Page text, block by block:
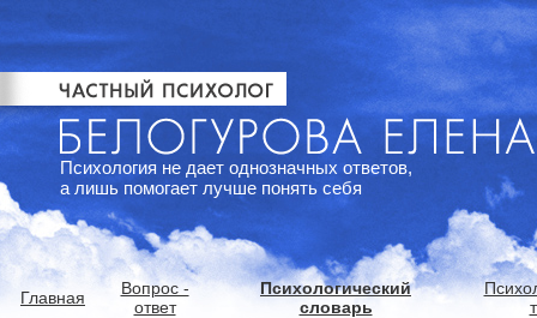
Психология не дает однозначных ответов,
а лишь помогает лучше понять себя
Главная
Вопрос -
ответ
Психологический
словарь